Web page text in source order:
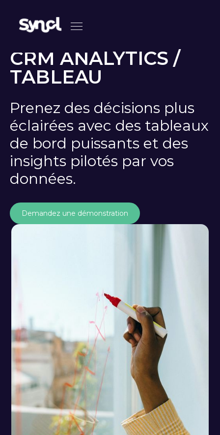
CRM ANALYTICS /
TABLEAU
Prenez des décisions plus
éclairées avec des tableaux
de bord puissants et des
insights pilotés par vos
données.
Demandez une démonstration